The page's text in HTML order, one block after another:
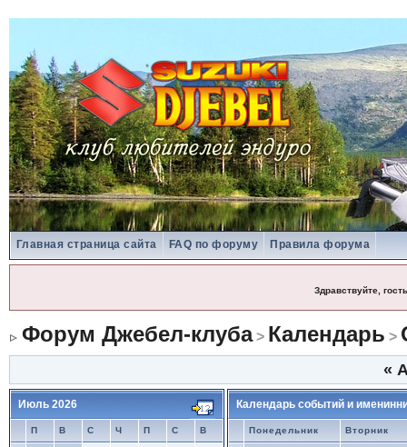
Главная страница сайта FAQ по форуму Правила форума
Здравствуйте, гость
Форум Джебел-клуба> Календарь >
«
Июль 2026
П В С Ч П С В
Календарь событий и
Понедельник Вторник